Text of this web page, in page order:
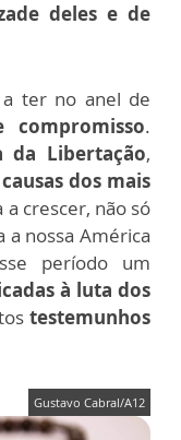
deles e de
a ter no anel de
.
da Libertação,
causas dos mais
a crescer, não só
nossa América
período um
à luta dos
testemunhos
Gustavo Cabral/A12